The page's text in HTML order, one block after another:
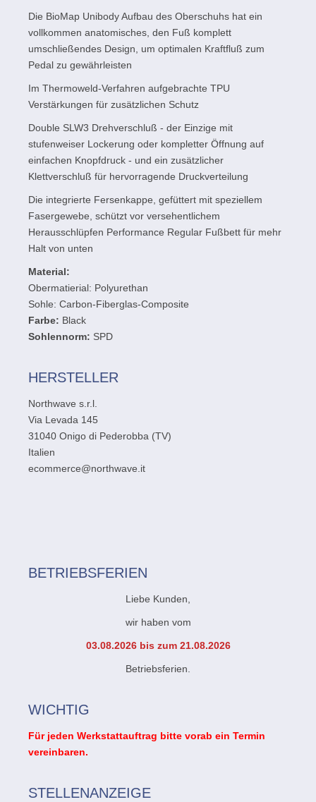
Die BioMap Unibody Aufbau des Oberschuhs hat ein
vollkommen anatomisches, den Fuß komplett
umschließendes Design, um optimalen Kraftfluß zum
Pedal zu gewährleisten
Im Thermoweld-Verfahren aufgebrachte TPU
Verstärkungen für zusätzlichen Schutz
Double SLW3 Drehverschluß - der Einzige mit
stufenweiser Lockerung oder kompletter Öffnung auf
einfachen Knopfdruck - und ein zusätzlicher
Klettverschluß für hervorragende Druckverteilung
Die integrierte Fersenkappe, gefüttert mit speziellem
Fasergewebe, schützt vor versehentlichem
Herausschlüpfen Performance Regular Fußbett für mehr
Halt von unten
Material:
Obermatierial: Polyurethan
Sohle: Carbon-Fiberglas-Composite
Farbe: Black
Sohlennorm: SPD
HERSTELLER
Northwave s.r.l.
Via Levada 145
31040 Onigo di Pederobba (TV)
Italien
ecommerce@northwave.it
BETRIEBSFERIEN
Liebe Kunden,
wir haben vom
03.08.2026 bis zum 21.08.2026
Betriebsferien.
WICHTIG
Für jeden Werkstattauftrag bitte vorab ein Termin
vereinbaren.
STELLENANZEIGE